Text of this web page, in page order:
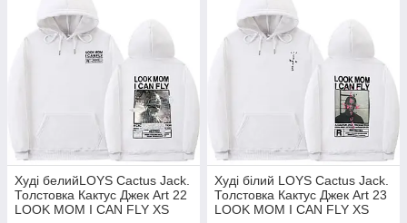
Худі белийLOYS Cactus Jack.
Толстовка Кактус Джек Art 22
LOOK MOM I CAN FLY XS
Худі білий LOYS Cactus Jack.
Толстовка Кактус Джек Art 23
LOOK MOM I CAN FLY XS